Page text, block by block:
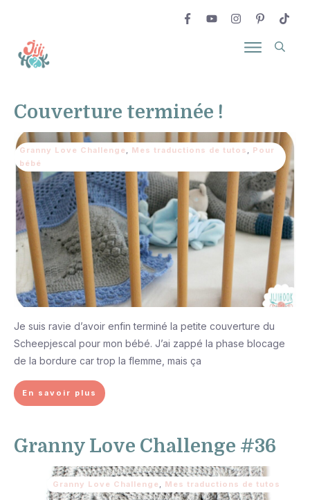
Couverture terminée !
Granny Love Challenge Mes traductions de tutos
Pour
bébé
Je suis ravie d’avoir enfin terminé la petite couverture du
Scheepjescal pour mon bébé. J’ai zappé la phase blocage
de la bordure car trop la flemme, mais ça
En savoir plus
Granny Love Challenge #36
Granny Love Challenge Mes traductions de tutos